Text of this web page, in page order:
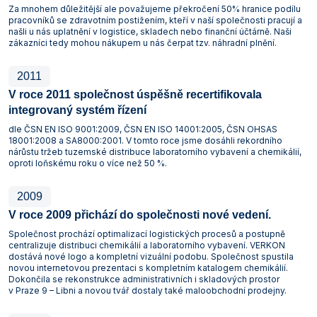
Za mnohem důležitější ale považujeme překročení 50% hranice podílu
pracovníků se zdravotním postižením, kteří v naší společnosti pracují a
našli u nás uplatnění v logistice, skladech nebo finanční účtárně. Naši
zákazníci tedy mohou nákupem u nás čerpat tzv. náhradní plnění.
2011
V roce 2011 společnost úspěšně recertifikovala
integrovaný systém řízení
dle ČSN EN ISO 9001:2009, ČSN EN ISO 14001:2005, ČSN OHSAS
18001:2008 a SA8000:2001. V tomto roce jsme dosáhli rekordního
nárůstu tržeb tuzemské distribuce laboratorního vybavení a chemikálií,
oproti loňskému roku o více než 50 %.
2009
V roce 2009 přichází do společnosti nové vedení.
Společnost prochází optimalizací logistických procesů a postupně
centralizuje distribuci chemikálií a laboratorního vybavení. VERKON
dostává nové logo a kompletní vizuální podobu. Společnost spustila
novou internetovou prezentaci s kompletním katalogem chemikálií.
Dokončila se rekonstrukce administrativních i skladových prostor
v Praze 9 – Libni a novou tvář dostaly také maloobchodní prodejny.